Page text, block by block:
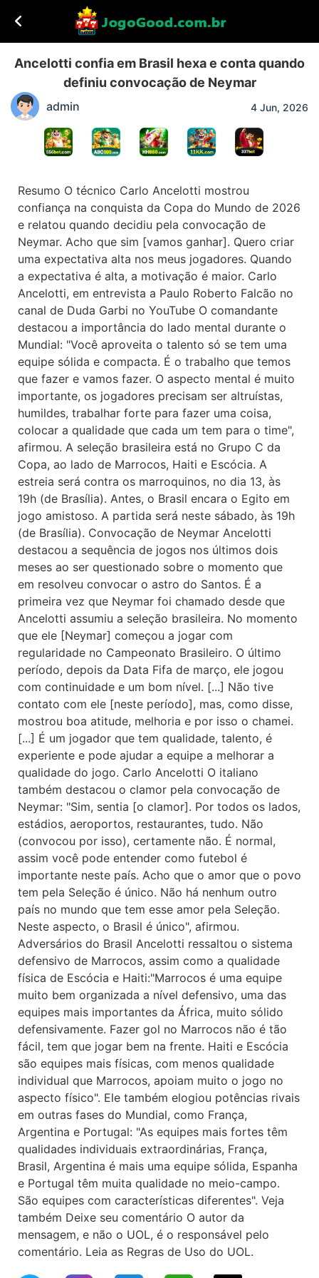
Ancelotti confia em Brasil hexa e conta quando
definiu convocação de Neymar
admin 4 Jun, 2026
Resumo O técnico Carlo Ancelotti mostrou
confiança na conquista da Copa do Mundo de 2026
e relatou quando decidiu pela convocação de
Neymar. Acho que sim [vamos ganhar]. Quero criar
uma expectativa alta nos meus jogadores. Quando
a expectativa é alta, a motivação é maior. Carlo
Ancelotti, em entrevista a Paulo Roberto Falcão no
canal de Duda Garbi no YouTube O comandante
destacou a importância do lado mental durante o
Mundial: "Você aproveita o talento só se tem uma
equipe sólida e compacta. É o trabalho que temos
que fazer e vamos fazer. O aspecto mental é muito
importante, os jogadores precisam ser altruístas,
humildes, trabalhar forte para fazer uma coisa,
colocar a qualidade que cada um tem para o time",
afirmou. A seleção brasileira está no Grupo C da
Copa, ao lado de Marrocos, Haiti e Escócia. A
estreia será contra os marroquinos, no dia 13, às
19h (de Brasília). Antes, o Brasil encara o Egito em
jogo amistoso. A partida será neste sábado, às 19h
(de Brasília). Convocação de Neymar Ancelotti
destacou a sequência de jogos nos últimos dois
meses ao ser questionado sobre o momento que
em resolveu convocar o astro do Santos. É a
primeira vez que Neymar foi chamado desde que
Ancelotti assumiu a seleção brasileira. No momento
que ele [Neymar] começou a jogar com
regularidade no Campeonato Brasileiro. O último
período, depois da Data Fifa de março, ele jogou
com continuidade e um bom nível. [...] Não tive
contato com ele [neste período], mas, como disse,
mostrou boa atitude, melhoria e por isso o chamei.
[...] É um jogador que tem qualidade, talento, é
experiente e pode ajudar a equipe a melhorar a
qualidade do jogo. Carlo Ancelotti O italiano
também destacou o clamor pela convocação de
Neymar: "Sim, sentia [o clamor]. Por todos os lados,
estádios, aeroportos, restaurantes, tudo. Não
(convocou por isso), certamente não. É normal,
assim você pode entender como futebol é
importante neste país. Acho que o amor que o povo
tem pela Seleção é único. Não há nenhum outro
país no mundo que tem esse amor pela Seleção.
Neste aspecto, o Brasil é único", afirmou.
Adversários do Brasil Ancelotti ressaltou o sistema
defensivo de Marrocos, assim como a qualidade
física de Escócia e Haiti:"Marrocos é uma equipe
muito bem organizada a nível defensivo, uma das
equipes mais importantes da África, muito sólido
defensivamente. Fazer gol no Marrocos não é tão
fácil, tem que jogar bem na frente. Haiti e Escócia
são equipes mais físicas, com menos qualidade
individual que Marrocos, apoiam muito o jogo no
aspecto físico". Ele também elogiou potências rivais
em outras fases do Mundial, como França,
Argentina e Portugal: "As equipes mais fortes têm
qualidades individuais extraordinárias, França,
Brasil, Argentina é mais uma equipe sólida, Espanha
e Portugal têm muita qualidade no meio-campo.
São equipes com características diferentes". Veja
também Deixe seu comentário O autor da
mensagem, e não o UOL, é o responsável pelo
comentário. Leia as Regras de Uso do UOL.